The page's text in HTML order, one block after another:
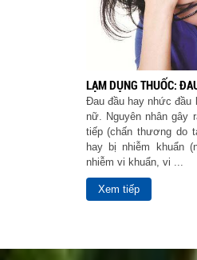
LẠM DỤNG THUỐC:
Đau đầu hay nhức đầu
nữ. Nguyên nhân gây
tiếp (chấn thương do
hay bị nhiễm khuẩn
nhiễm vi khuẩn, vi ...
Xem tiếp